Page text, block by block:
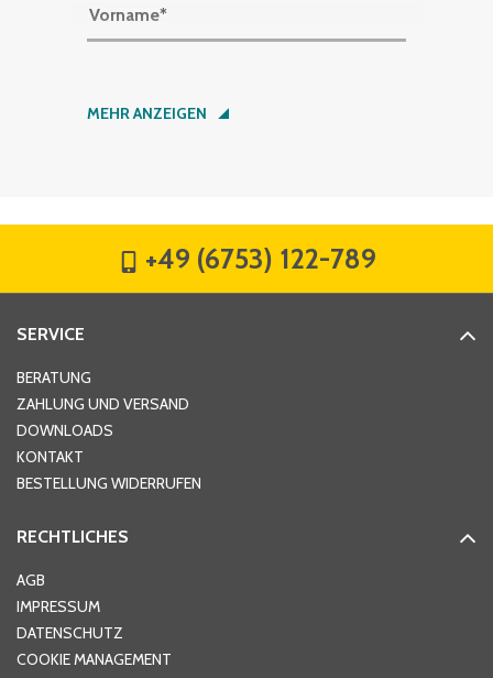
Vorname*
Nachname*
Hausnummer
Ort*
Telefon
MEHR ANZEIGEN
+49 (6753) 122-789
SERVICE
BERATUNG
ZAHLUNG UND VERSAND
DOWNLOADS
KONTAKT
BESTELLUNG WIDERRUFEN
RECHTLICHES
AGB
IMPRESSUM
DATENSCHUTZ
COOKIE MANAGEMENT